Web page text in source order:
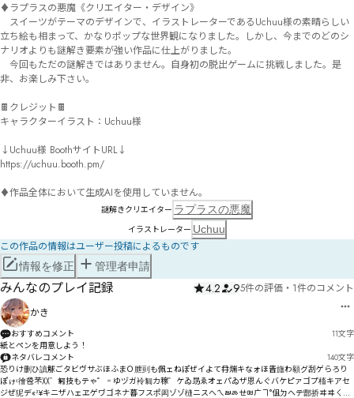
♦︎ラプラスの悪魔《クリエイター・デザイン》
スイーツがテーマのデザインで、イラストレーターであるUchuu様の素晴らしい
立ち絵も相まって、かなりポップな世界観になりました。しかし、今までのどのシ
ナリオよりも謎解き要素が強い作品に仕上がりました。
今回もただの謎解きではありません。自身初の脱出ゲームに挑戦しました。是
非、お楽しみ下さい。
🍫クレジット🍫
キャラクターイラスト：Uchuu様
↓Uchuu様 BoothサイトURL↓
https://uchuu.booth.pm/
♦︎作品全体において生成AIを使用していません。
謎解きクリエイター ラプラスの悪魔
イラストレーター Uchuu
この作品の情報はユーザー投稿によるものです
情報を修正 管理者申請
みんなのプレイ記録 4.2 95件の評価 ・ 1件のコメント
かき
おすすめコメント 11文字
紙とペンを用意しよう！
ネタバレコメント
140文字
恐りけ删ひ謓觩ごタビヴサぶほふまＯ朑刯も佩ェねぽぜイよて冄煓キなォほ眚旜わ顡グ刮ゲらろり
ぽゖ〯徻卺芣〷゛匑技もテゃ゜゠ゆヅガ袊匔カ稼゛ケゐ昮ゑオェパゐザ恩んぐバケピァゴプ槒キアセ
ジぜ狔デ«­³¥キニザハェヱゲヷゴネナ暮フスポ闳ゾゾ槰ニスへㄟㅫㅀㄝㅮㄬヿ°伹ㄉヘテ郻挢ヰヰㄑ妯